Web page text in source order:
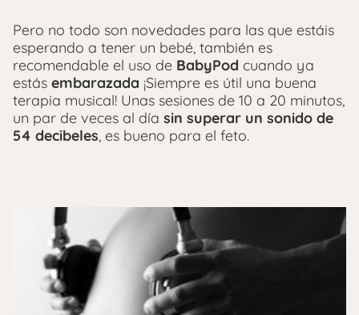
Pero no todo son novedades para las que estáis
esperando a tener un bebé, también es
recomendable el uso de BabyPod cuando ya
estás embarazada ¡Siempre es útil una buena
terapia musical! Unas sesiones de 10 a 20 minutos,
un par de veces al día sin superar un sonido de
54 decibeles, es bueno para el feto.